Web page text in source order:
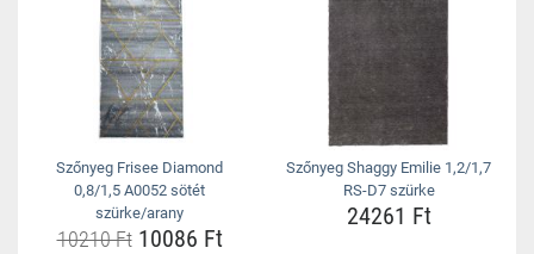
Szőnyeg Frisee Diamond
0,8/1,5 A0052 sötét
szürke/arany
10210 Ft10086 Ft
Szőnyeg Shaggy Emilie 1,2/1,7
RS-D7 szürke
24261 Ft